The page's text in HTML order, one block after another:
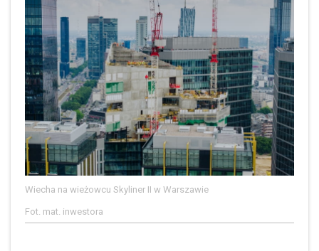
Wiecha na wieżowcu Skyliner II w Warszawie
Fot. mat. inwestora